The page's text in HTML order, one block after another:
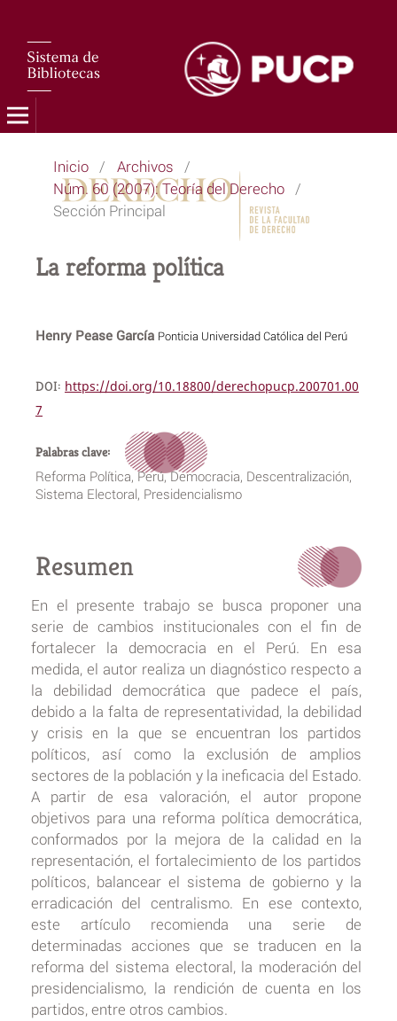
Inicio / Archivos /
Núm. 60 (2007): Teoría del Derecho /
Sección Principal
La reforma política
Henry Pease García Ponticia Universidad Católica del Perú
DOI: https://doi.org/10.18800/derechopucp.200701.00
7
Palabras clave:
Reforma Política, Perú, Democracia, Descentralización,
Sistema Electoral, Presidencialismo
Resumen
En el presente trabajo se busca proponer una
serie de cambios institucionales con el fin de
fortalecer la democracia en el Perú. En esa
medida, el autor realiza un diagnóstico respecto a
la debilidad democrática que padece el país,
debido a la falta de representatividad, la debilidad
y crisis en la que se encuentran los partidos
políticos, así como la exclusión de amplios
sectores de la población y la ineficacia del Estado.
A partir de esa valoración, el autor propone
objetivos para una reforma política democrática,
conformados por la mejora de la calidad en la
representación, el fortalecimiento de los partidos
políticos, balancear el sistema de gobierno y la
erradicación del centralismo. En ese contexto,
este artículo recomienda una serie de
determinadas acciones que se traducen en la
reforma del sistema electoral, la moderación del
presidencialismo, la rendición de cuenta en los
partidos, entre otros cambios.